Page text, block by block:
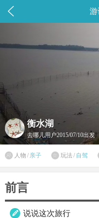
 游
衡水湖
去哪儿用户2015/07/10出发
 人物 /亲子  玩法 / 自驾
前言
 说说这次旅行